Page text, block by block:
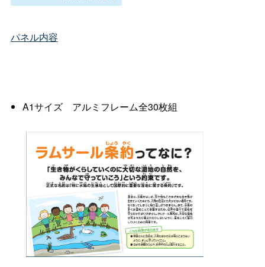
パネル内容
A1サイ ズ アルミフレーム全30枚組